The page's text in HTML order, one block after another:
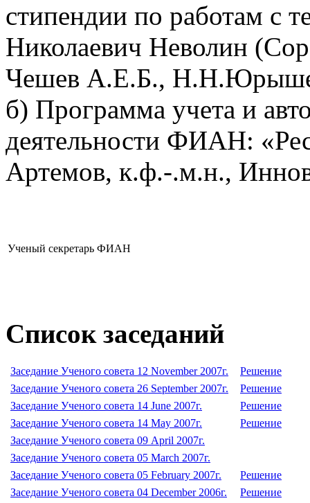
стипендии по работам с
Николаевич Неволин
Чешев А.Е.Б.,
б) Программа учета и
деятельности ФИАН:
Артемов, к.ф.-.м.н.,
Ученый секретарь ФИАН
Список заседаний
Заседание Ученого совета 12 November 2007г.
Решение
Заседание Ученого совета 26 September 2007г.
Решение
Заседание Ученого совета 14 June 2007г.
Решение
Заседание Ученого совета 14 May 2007г.
Решение
Заседание Ученого совета 09 April 2007г.
Заседание Ученого совета 05 March 2007г.
Заседание Ученого совета 05 February 2007г.
Решение
Заседание Ученого совета 04 December 2006г.
Решение